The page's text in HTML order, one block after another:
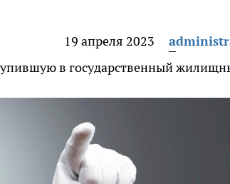
19 апреля 2023
в государственный